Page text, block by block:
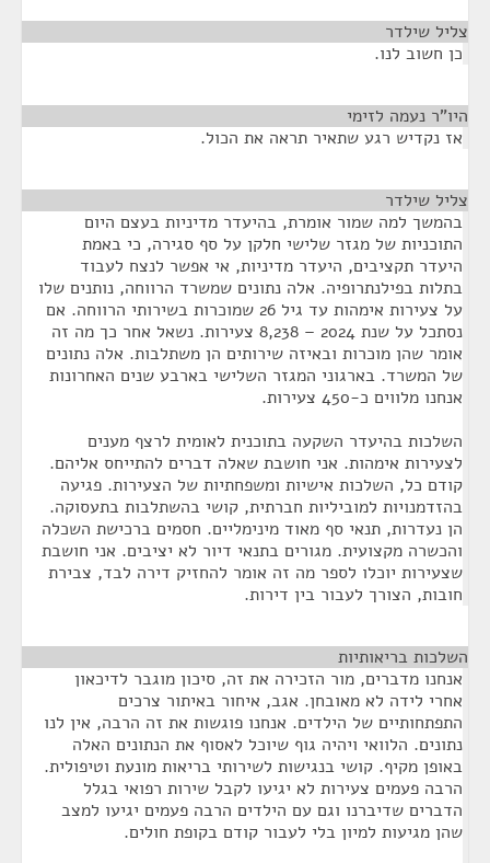
צליל שילדר
כן חשוב לנו.
היו"ר נעמה לזימי
אז נקדיש רגע שתאיר תראה את הכול.
צליל שילדר
בהמשך למה שמור אומרת, בהיעדר מדיניות בעצם היום
התוכניות של מגזר שלישי חלקן על סף סגירה, כי באמת
היעדר תקציבים, היעדר מדיניות, אי אפשר לנצח לעבוד
בתלות בפילנתרופיה. אלה נתונים שמשרד הרווחה, נותנים שלו
על צעירות אימהות עד גיל 26 שמוכרות בשירותי הרווחה. אם
נסתכל על שנת 2024 – 8,238 צעירות. נשאל אחר כך מה זה
אומר שהן מוכרות ובאיזה שירותים הן משתלבות. אלה נתונים
של המשרד. בארגוני המגזר השלישי בארבע שנים האחרונות
אנחנו מלווים כ-450 צעירות.
השלכות בהיעדר השקעה בתוכנית לאומית לרצף מענים
לצעירות אימהות. אני חושבת שאלה דברים להתייחס אליהם.
קודם כל, השלכות אישיות ומשפחתיות של הצעירות. פגיעה
בהזדמנויות למוביליות חברתית, קושי בהשתלבות בתעסוקה.
הן נעדרות, תנאי סף מאוד מינימליים. חסמים ברכישת השכלה
והכשרה מקצועית. מגורים בתנאי דיור לא יציבים. אני חושבת
שצעירות יוכלו לספר מה זה אומר להחזיק דירה לבד, צבירת
חובות, הצורך לעבור בין דירות.
השלכות בריאותיות
אנחנו מדברים, מור הזכירה את זה, סיכון מוגבר לדיכאון
אחרי לידה לא מאובחן. אגב, איחור באיתור צרכים
התפתחותיים של הילדים. אנחנו פוגשות את זה הרבה, אין לנו
נתונים. הלוואי ויהיה גוף שיוכל לאסוף את הנתונים האלה
באופן מקיף. קושי בנגישות לשירותי בריאות מונעת וטיפולית.
הרבה פעמים צעירות לא יגיעו לקבל שירות רפואי בגלל
הדברים שדיברנו וגם עם הילדים הרבה פעמים יגיעו למצב
שהן מגיעות למיון בלי לעבור קודם בקופת חולים.